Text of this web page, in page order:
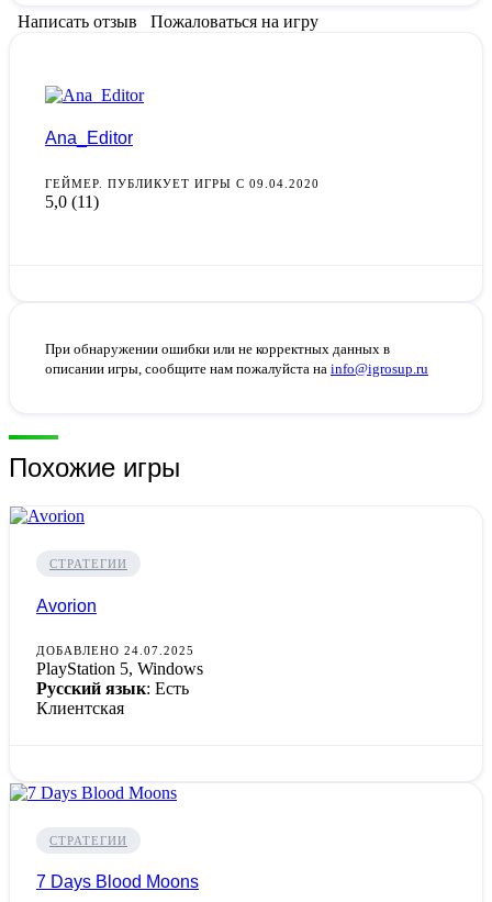
Написать отзыв Пожаловаться на игру
Ana_Editor
ГЕЙМЕР. ПУБЛИКУЕТ ИГРЫ С 09.04.2020
5,0 (11)
При обнаружении ошибки или не корректных данных в
описании игры, сообщите нам пожалуйста на info@igrosup.ru
Похожие игры
СТРАТЕГИИ
Avorion
ДОБАВЛЕНО 24.07.2025
PlayStation 5, Windows
Русский язык: Есть
Клиентская
СТРАТЕГИИ
7 Days Blood Moons